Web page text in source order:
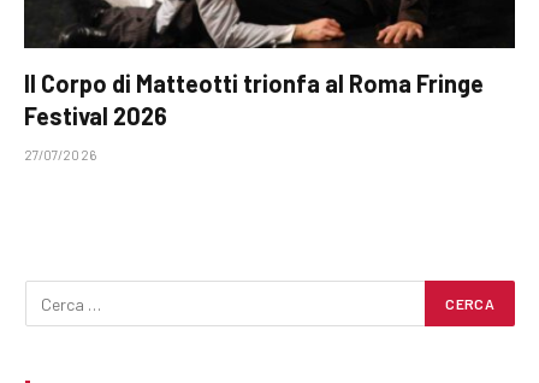
Il Corpo di Matteotti trionfa al Roma Fringe
Festival 2026
27/07/2026